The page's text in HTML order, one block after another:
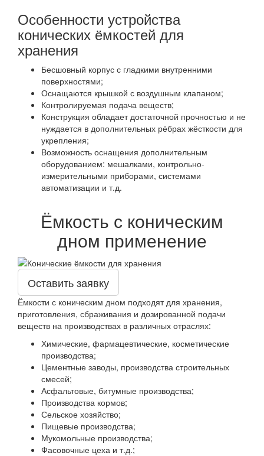
Особенности устройства
конических ёмкостей для
хранения
Бесшовный корпус с гладкими внутренними
поверхностями;
Оснащаются крышкой с воздушным клапаном;
Контролируемая подача веществ;
Конструкция обладает достаточной прочностью и не
нуждается в дополнительных рёбрах жёсткости для
укрепления;
Возможность оснащения дополнительным
оборудованием: мешалками, контрольно-
измерительными приборами, системами
автоматизации и т.д.
Ёмкость с коническим
дном применение
Оставить заявку
Ёмкости с коническим дном подходят для хранения,
приготовления, сбраживания и дозированной подачи
веществ на производствах в различных отраслях:
Химические, фармацевтические, косметические
производства;
Цементные заводы, производства строительных
смесей;
Асфальтовые, битумные производства;
Производства кормов;
Сельское хозяйство;
Пищевые производства;
Мукомольные производства;
Фасовочные цеха и т.д.;